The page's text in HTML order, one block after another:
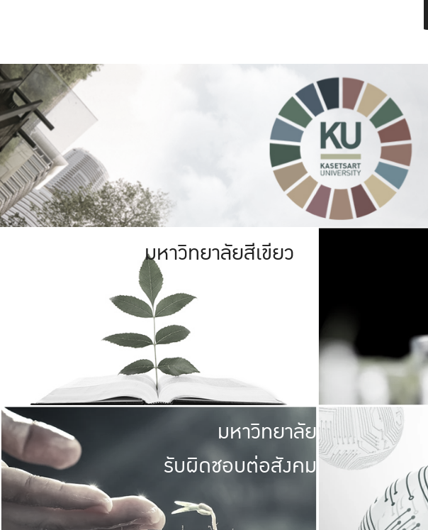
มหาวิทยาลัยสีเขียว
มหาวิทยาลัย
รับผิดชอบต่อสังคม